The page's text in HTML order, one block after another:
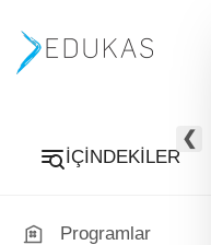
❮
İÇİNDEKİLER
Programlar